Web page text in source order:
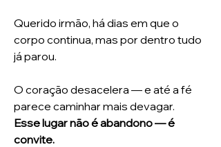
Querido irmão, há dias em que o
corpo continua, mas por dentro tudo
já parou.
O coração desacelera — e até a fé
parece caminhar mais devagar.
Esse lugar não é abandono — é
convite.